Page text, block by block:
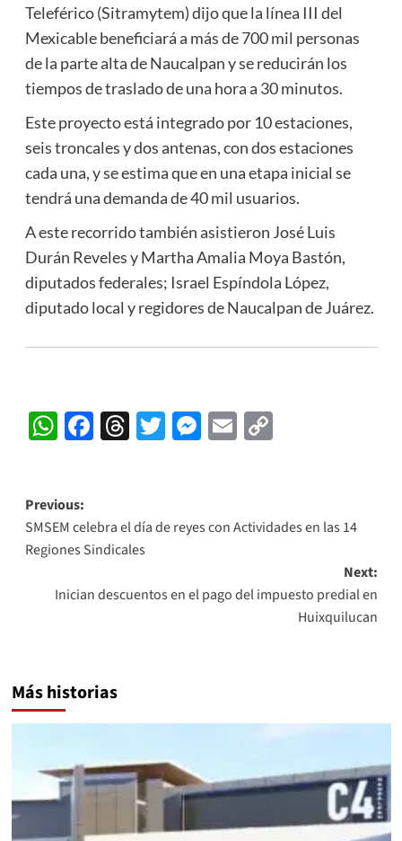
Teleférico (Sitramytem) dijo que la línea III del
Mexicable beneficiará a más de 700 mil personas
de la parte alta de Naucalpan y se reducirán los
tiempos de traslado de una hora a 30 minutos.
Este proyecto está integrado por 10 estaciones,
seis troncales y dos antenas, con dos estaciones
cada una, y se estima que en una etapa inicial se
tendrá una demanda de 40 mil usuarios.
A este recorrido también asistieron José Luis
Durán Reveles y Martha Amalia Moya Bastón,
diputados federales; Israel Espíndola López,
diputado local y regidores de Naucalpan de Juárez.
WhatsApp
Facebook
Threads
Twitter
Messenger
EmailCopy
Post
navigation
Previous:
SMSEM celebra el día de reyes con Actividades en las 14
Regiones Sindicales
Next:
Inician descuentos en el pago del impuesto predial en
Huixquilucan
Más historias